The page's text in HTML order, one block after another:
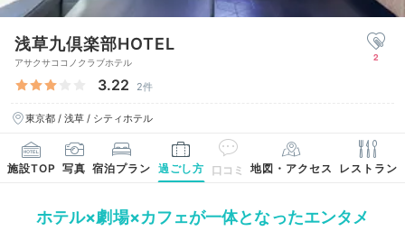
浅草九倶楽部HOTEL
アサクサココノクラブホテル
3.22 2件
東京都 / 浅草 / シティホテル
2
施設TOP 写真 宿泊プラン 過ごし方 口コミ 地図・アクセス レストラン
ホテル×劇場×カフェが一体となったエンタメ